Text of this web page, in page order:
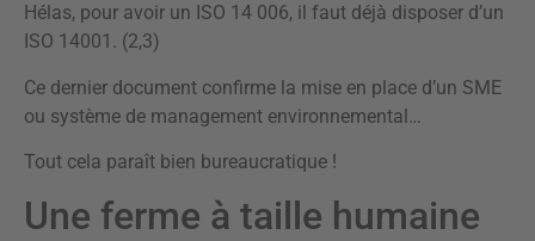
Hélas, pour avoir un ISO 14 006, il faut déjà disposer d’un
ISO 14001. (2,3)
Ce dernier document confirme la mise en place d’un SME
ou système de management environnemental…
Tout cela paraît bien bureaucratique !
Une ferme à taille humaine